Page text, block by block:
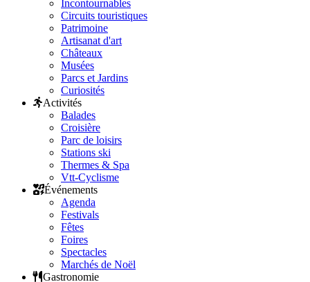
Incontournables
Circuits touristiques
Patrimoine
Artisanat d'art
Châteaux
Musées
Parcs et Jardins
Curiosités
Activités
Balades
Croisière
Parc de loisirs
Stations ski
Thermes & Spa
Vtt-Cyclisme
Événements
Agenda
Festivals
Fêtes
Foires
Spectacles
Marchés de Noël
Gastronomie